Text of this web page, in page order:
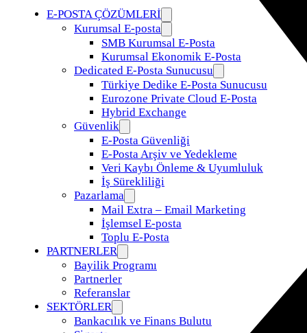
E-POSTA ÇÖZÜMLERİ
Kurumsal E-posta
SMB Kurumsal E-Posta
Kurumsal Ekonomik E-Posta
Dedicated E-Posta Sunucusu
Türkiye Dedike E-Posta Sunucusu
Eurozone Private Cloud E-Posta
Hybrid Exchange
Güvenlik
E-Posta Güvenliği
E-Posta Arşiv ve Yedekleme
Veri Kaybı Önleme & Uyumluluk
İş Sürekliliği
Pazarlama
Mail Extra – Email Marketing
İşlemsel E-posta
Toplu E-Posta
PARTNERLER
Bayilik Programı
Partnerler
Referanslar
SEKTÖRLER
Bankacılık ve Finans Bulutu